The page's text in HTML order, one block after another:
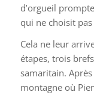
d’orgueil
qui ne choisit
Cela ne leur
étapes, trois
samaritain.
montagne où